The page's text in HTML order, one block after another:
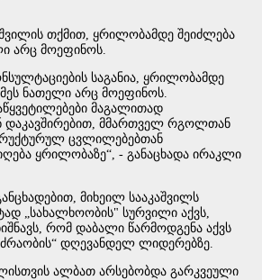
თქმით, ყრილობამდე შეიძლება
არც მოეფინოს.
საგანია, ყრილობამდე
ნათელი არც მოეფინოს.
მაგალითად
დაკავშირებით, მმართველ რგოლთან
ცვლილებებთან
ყრილობაზე“, - განაცხადა ირაკლი
მიხეილ სააკაშვილს
„სახალხოობის" სურვილი აქვს,
რომ დაბალი წარმოდგენა აქვს
დღევანდელ ლიდერებზე.
ალბათ არსებობდა გარკვეული